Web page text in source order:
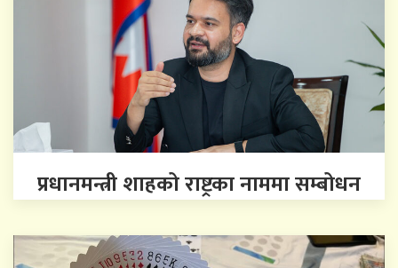
प्रधानमन्त्री शाहको राष्ट्रका नाममा सम्बोधन